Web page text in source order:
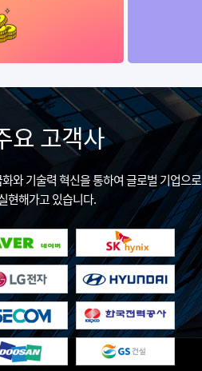
요 고객사
와 기술력 혁신을 통하여 글로벌 기업으로
현해가고 있습니다.